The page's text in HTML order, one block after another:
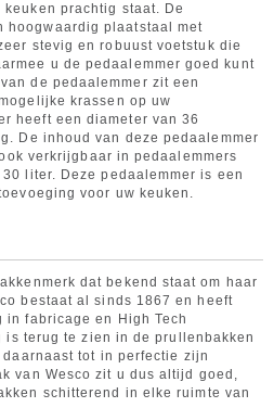
prachtig staat. De
hoogwaardig plaatstaal met
stevig en robuust voetstuk die
u de pedaalemmer goed kunt
de pedaalemmer zit een
krassen op uw
heeft een diameter van 36
De inhoud van deze pedaalemmer
verkrijgbaar in pedaalemmers
liter. Deze pedaalemmer is een
voor uw keuken.
dat bekend staat om haar
bestaat al sinds 1867 en heeft
fabricage en High Tech
terug te zien in de prullenbakken
tot in perfectie zijn
van Wesco zit u dus altijd goed,
schitterend in elke ruimte van